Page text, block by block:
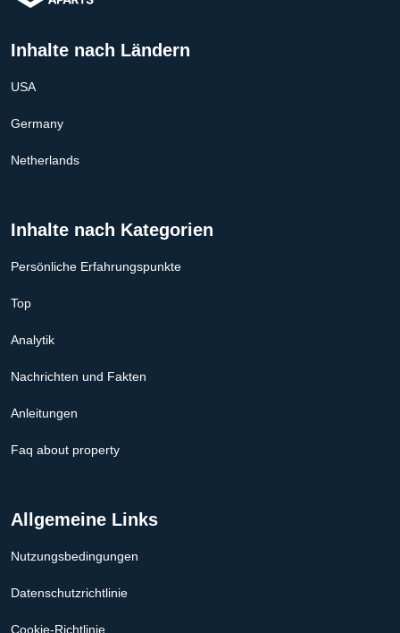
Inhalte nach Ländern
USA
Germany
Netherlands
Inhalte nach Kategorien
Persönliche Erfahrungspunkte
Top
Analytik
Nachrichten und Fakten
Anleitungen
Faq about property
Allgemeine Links
Nutzungsbedingungen
Datenschutzrichtlinie
Cookie-Richtlinie